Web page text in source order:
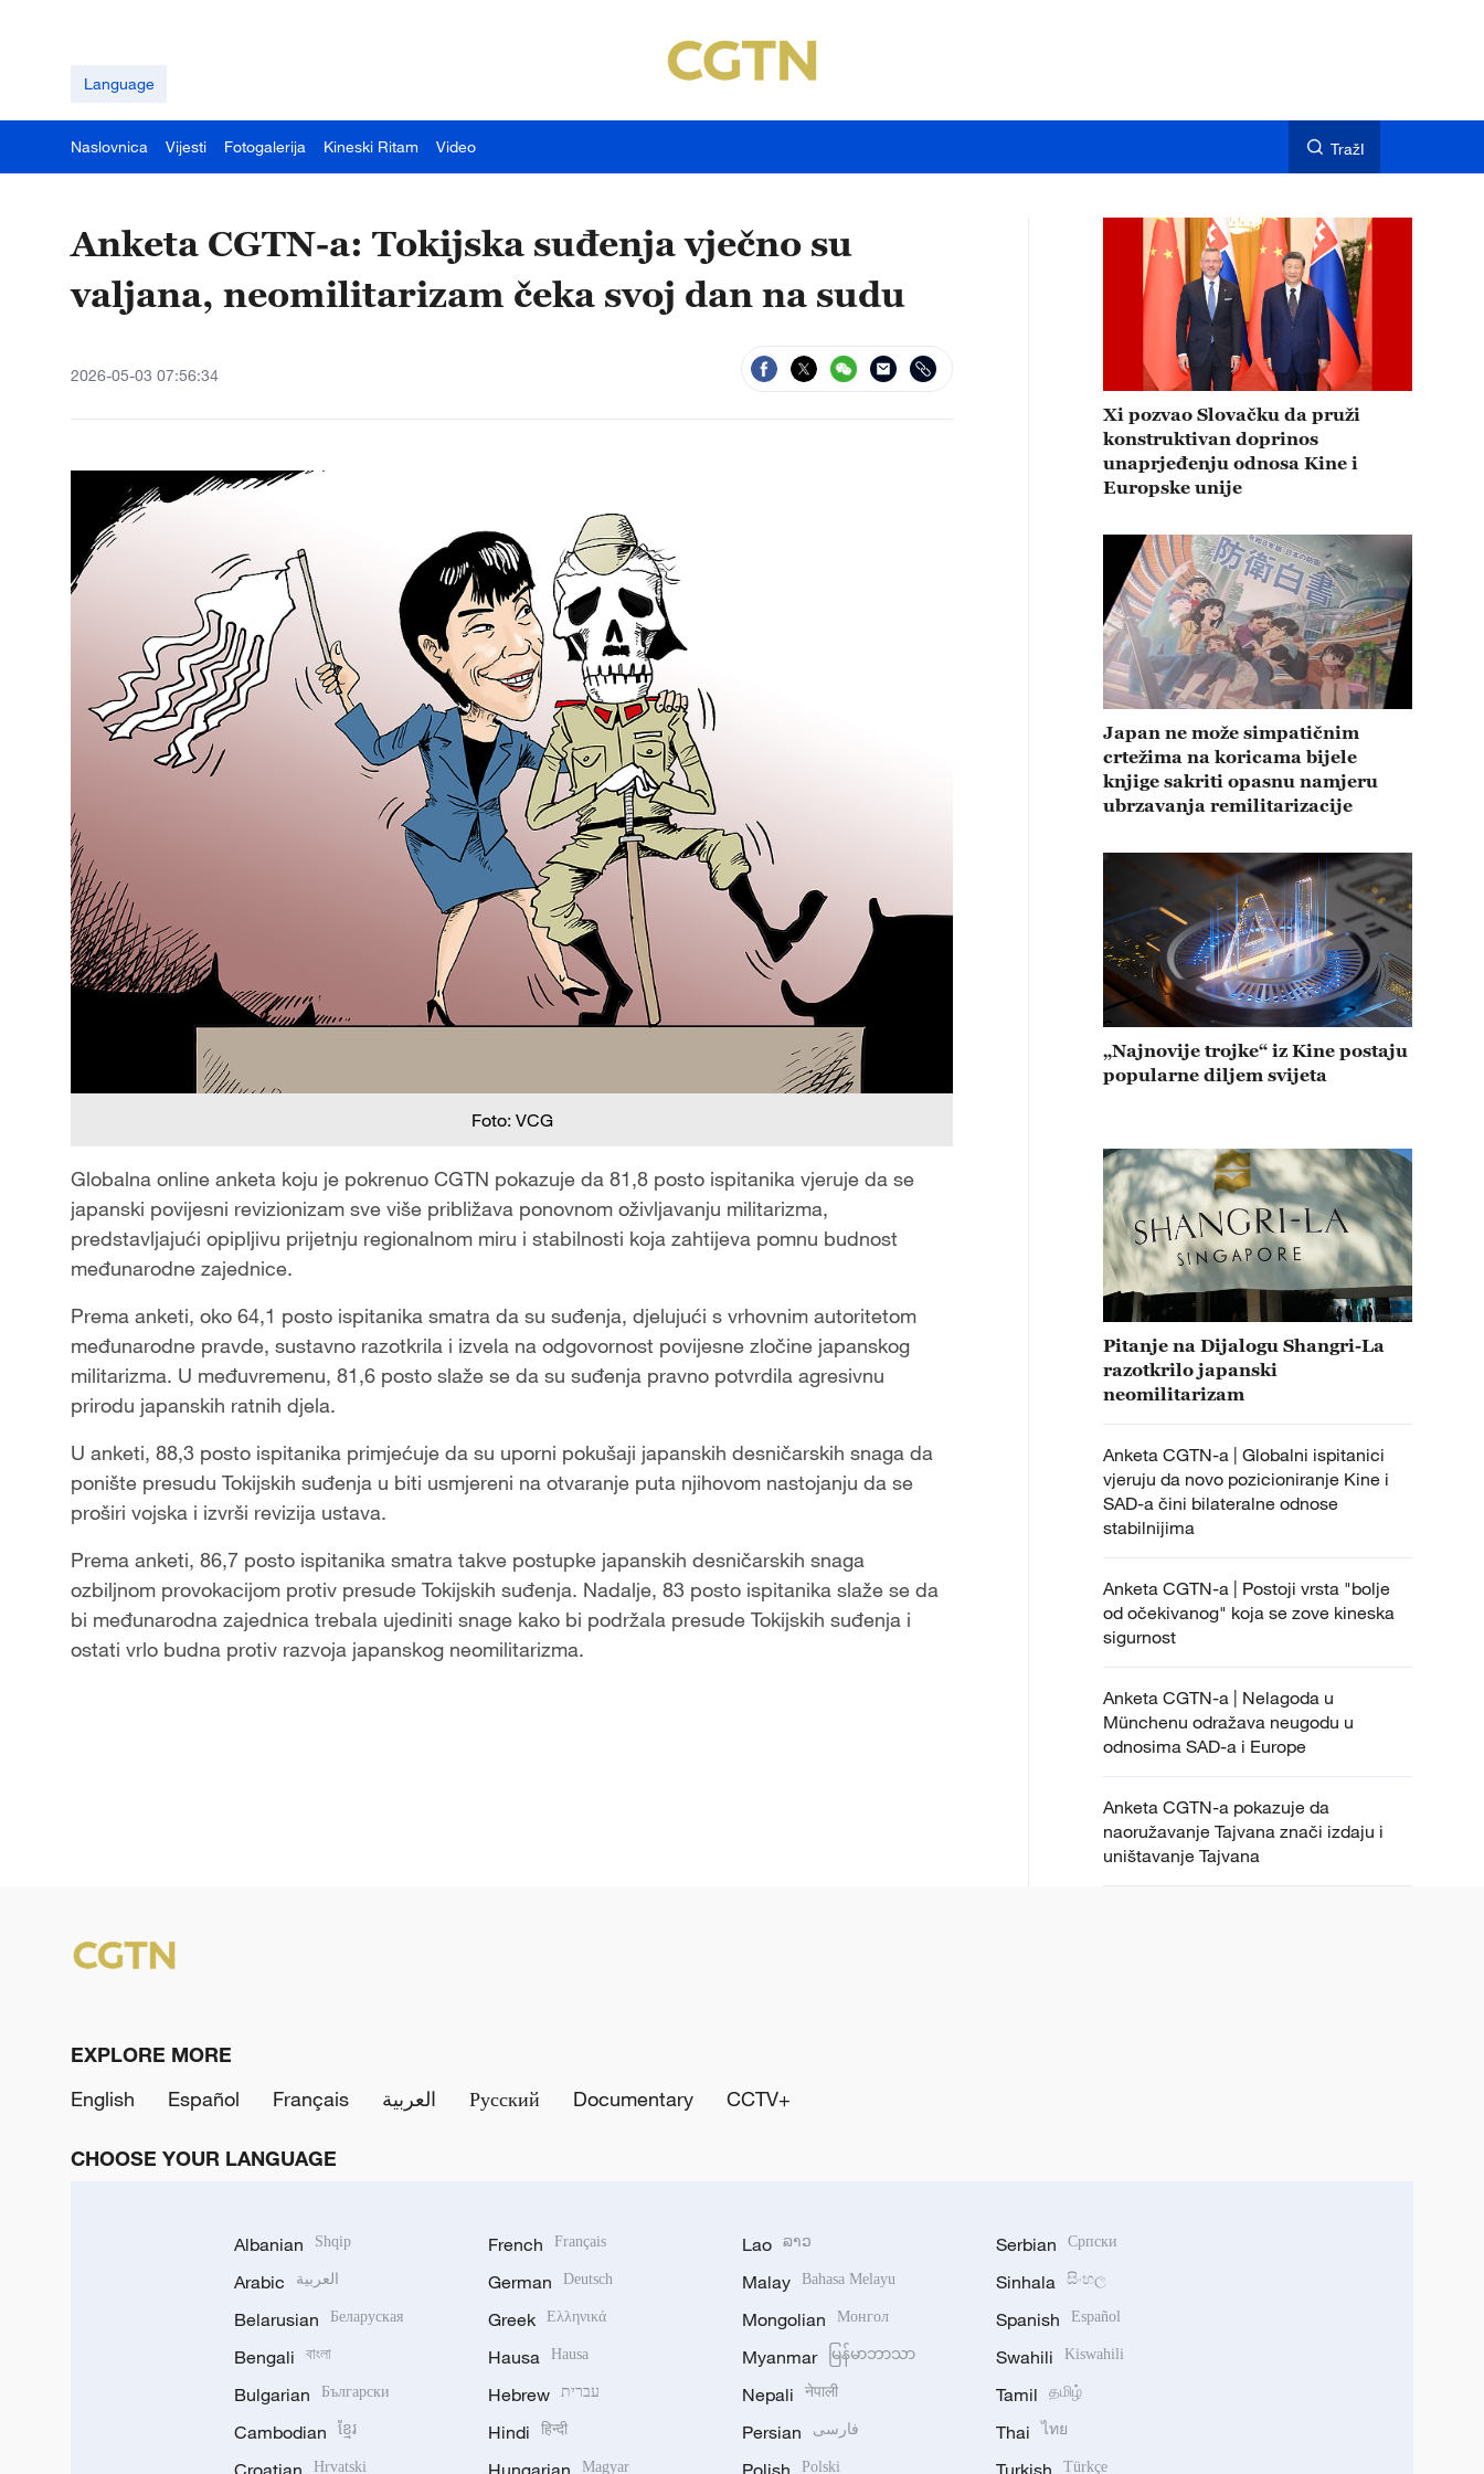
Language
Naslovnica Vijesti Fotogalerija Kineski Ritam Video TražI
Anketa CGTN-a: Tokijska suđenja vječno su
valjana, neomilitarizam čeka svoj dan na sudu
2026-05-03 07:56:34
Foto: VCG
Globalna online anketa koju je pokrenuo CGTN pokazuje da 81,8 posto ispitanika vjeruje da se
japanski povijesni revizionizam sve više približava ponovnom oživljavanju militarizma,
predstavljajući opipljivu prijetnju regionalnom miru i stabilnosti koja zahtijeva pomnu budnost
međunarodne zajednice.
Prema anketi, oko 64,1 posto ispitanika smatra da su suđenja, djelujući s vrhovnim autoritetom
međunarodne pravde, sustavno razotkrila i izvela na odgovornost povijesne zločine japanskog
militarizma. U međuvremenu, 81,6 posto slaže se da su suđenja pravno potvrdila agresivnu
prirodu japanskih ratnih djela.
U anketi, 88,3 posto ispitanika primjećuje da su uporni pokušaji japanskih desničarskih snaga da
ponište presudu Tokijskih suđenja u biti usmjereni na otvaranje puta njihovom nastojanju da se
proširi vojska i izvrši revizija ustava.
Prema anketi, 86,7 posto ispitanika smatra takve postupke japanskih desničarskih snaga
ozbiljnom provokacijom protiv presude Tokijskih suđenja. Nadalje, 83 posto ispitanika slaže se da
bi međunarodna zajednica trebala ujediniti snage kako bi podržala presude Tokijskih suđenja i
ostati vrlo budna protiv razvoja japanskog neomilitarizma.
Xi pozvao Slovačku da pruži
konstruktivan doprinos
unaprjeđenju odnosa Kine i
Europske unije
Japan ne može simpatičnim
crtežima na koricama bijele
knjige sakriti opasnu namjeru
ubrzavanja remilitarizacije
„Najnovije trojke“ iz Kine postaju
popularne diljem svijeta
Pitanje na Dijalogu Shangri-La
razotkrilo japanski
neomilitarizam
Anketa CGTN-a | Globalni ispitanici
vjeruju da novo pozicioniranje Kine i
SAD-a čini bilateralne odnose
stabilnijima
Anketa CGTN-a | Postoji vrsta "bolje
od očekivanog" koja se zove kineska
sigurnost
Anketa CGTN-a | Nelagoda u
Münchenu odražava neugodu u
odnosima SAD-a i Europe
Anketa CGTN-a pokazuje da
naoružavanje Tajvana znači izdaju i
uništavanje Tajvana
EXPLORE MORE
English
Español Français العربية Русский Documentary CCTV+
CHOOSE YOUR LANGUAGE
Albanian Shqip
Arabic العربية
Belarusian Беларуская
Bengali বাংলা
Bulgarian Български
Cambodian ខ្មែរ
Hrvatski
French Français
German Deutsch
Greek Ελληνικά
Hausa Hausa
Hebrew עברית
Hindi हिन्दी
Magyar
Lao ລາວ
Malay Bahasa Melayu
Mongolian Монгол
Myanmar မြန်မာဘာသာ
Nepali नेपाली
Persian فارسی
Polski
Serbian Српски
Sinhala සිංහල
Spanish Español
Swahili Kiswahili
Tamil தமிழ்
Thai ไทย
Türkçe